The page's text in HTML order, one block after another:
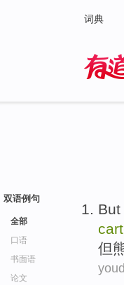
词典
双语例句
全部
口语
书面语
论文
But
但